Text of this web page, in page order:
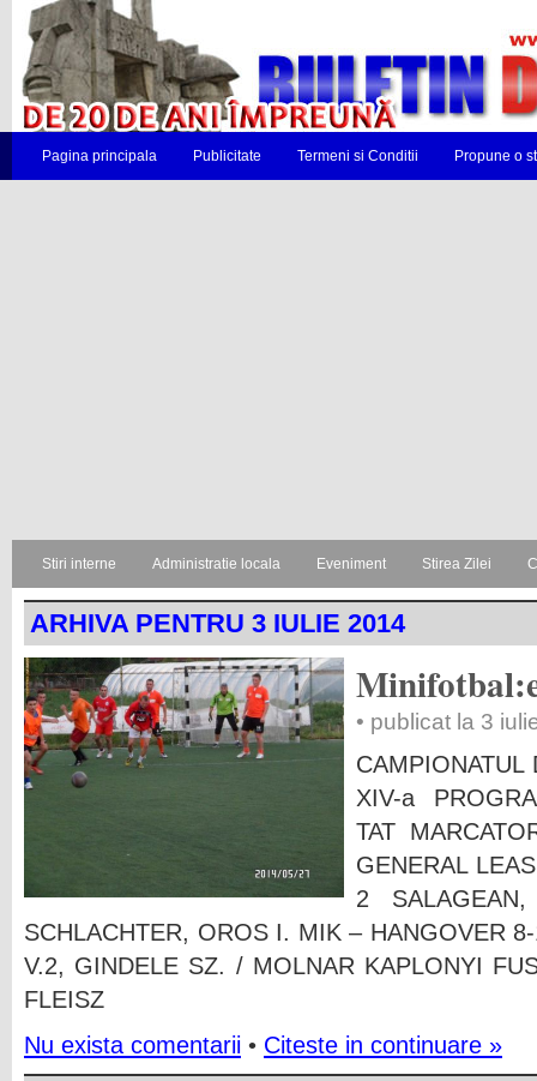
Pagina principala Publicitate Termeni si Conditii Propune o
Stiri interne Administratie locala Eveniment Stirea Zilei
ARHIVA PENTRU 3 IULIE 2014
• publicat la 3
XIV-a
TAT
GENERAL
2
SCHLACHTER, OROS I. MIK – HANGOVER
V.2, GINDELE SZ. / MOLNAR KAPLONYI
FLEISZ
Nu exista comentarii • Citeste in continuare »